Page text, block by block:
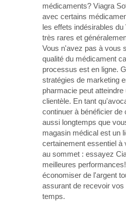
médicaments? Viagra
avec certains
les effets indésirables
très rares et
Vous n'avez pas à vous
qualité du médicament
processus est en ligne.
stratégies de marketing
pharmacie peut
clientèle. En tant
continuer à bénéficier de
aussi longtemps que
magasin médical est un
certainement essentiel à
au sommet : essayez
meilleures
économiser de l'argent
assurant de recevoir
temps.